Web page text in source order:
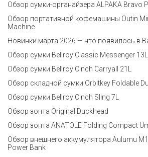
Обзор сумки-органайзера ALPAKA Bravo
Обзор портативной кофемашины Outin
Machine
Новинки марта 2026 — что появилось в
Обзор сумки Bellroy Classic Messenger 13L
Обзор сумки Bellroy Cinch Carryall 21L
Обзор складной сумки Orbitkey Foldable
Обзор сумки Bellroy Cinch Sling 7L
Обзор зонта Original Duckhead
Обзор зонта ANATOLE Folding Compact
Обзор внешнего аккумулятора Aulumu
Power Bank